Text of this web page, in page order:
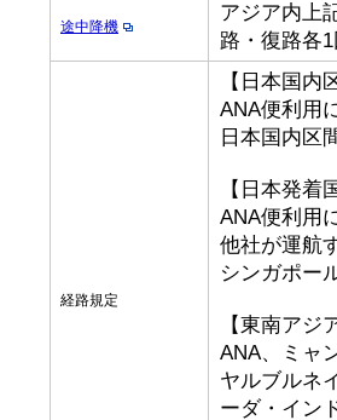
途中降機
アジア内上
路・復路各
経路規定
【日本国内
ANA便利用
日本国内区
【日本発着
ANA便利用
他社が運航
シンガポー
【東南アジ
ANA、ミャ
ヤルブルネ
ーダ・イン